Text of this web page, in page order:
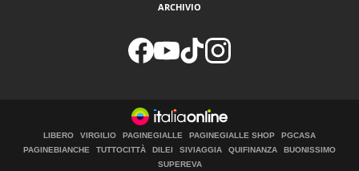
ARCHIVIO
LIBERO VIRGILIO PAGINEGIALLE PAGINEGIALLE SHOP
PGCASA
PAGINEBIANCHE
TUTTOCITTÀ DILEI SIVIAGGIA QUIFINANZA
BUONISSIMO
SUPEREVA